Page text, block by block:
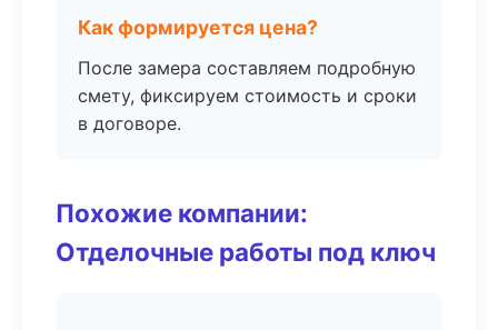
Как формируется цена?
После замера составляем подробную
смету, фиксируем стоимость и сроки
в договоре.
Похожие компании:
Отделочные работы под ключ